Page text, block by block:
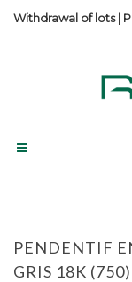
Withdrawal of lots|
PENDENTIF
GRIS 18K